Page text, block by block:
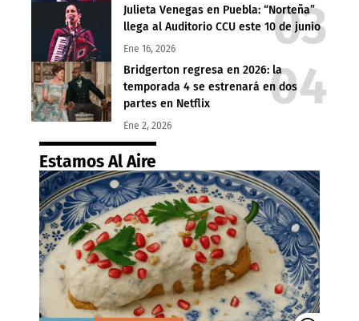
Julieta Venegas en Puebla: “Norteña”
llega al Auditorio CCU este 10 de junio
Ene 16, 2026
Bridgerton regresa en 2026: la
temporada 4 se estrenará en dos
partes en Netflix
Ene 2, 2026
Estamos Al Aire